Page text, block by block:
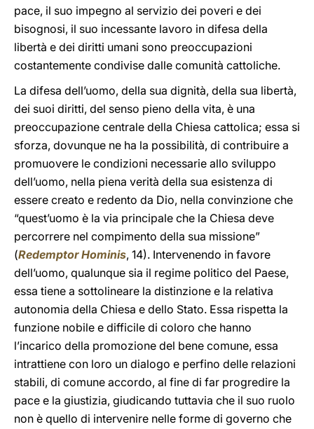
pace, il suo impegno al servizio dei poveri e dei
bisognosi, il suo incessante lavoro in difesa della
libertà e dei diritti umani sono preoccupazioni
costantemente condivise dalle comunità cattoliche.
La difesa dell’uomo, della sua dignità, della sua libertà,
dei suoi diritti, del senso pieno della vita, è una
preoccupazione centrale della Chiesa cattolica; essa si
sforza, dovunque ne ha la possibilità, di contribuire a
promuovere le condizioni necessarie allo sviluppo
dell’uomo, nella piena verità della sua esistenza di
essere creato e redento da Dio, nella convinzione che
“quest’uomo è la via principale che la Chiesa deve
percorrere nel compimento della sua missione”
(Redemptor Hominis, 14). Intervenendo in favore
dell’uomo, qualunque sia il regime politico del Paese,
essa tiene a sottolineare la distinzione e la relativa
autonomia della Chiesa e dello Stato. Essa rispetta la
funzione nobile e difficile di coloro che hanno
l’incarico della promozione del bene comune, essa
intrattiene con loro un dialogo e perfino delle relazioni
stabili, di comune accordo, al fine di far progredire la
pace e la giustizia, giudicando tuttavia che il suo ruolo
non è quello di intervenire nelle forme di governo che